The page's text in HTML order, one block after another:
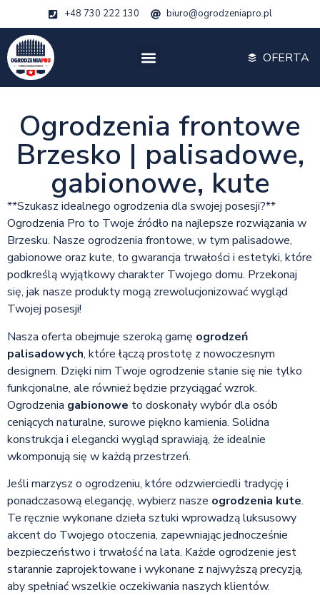
+48 730 222 130 biuro@ogrodzeniapro.pl
OFERTA
Ogrodzenia frontowe
Brzesko | palisadowe,
gabionowe, kute
**Szukasz idealnego ogrodzenia dla swojej posesji?**
Ogrodzenia Pro to Twoje źródło na najlepsze rozwiązania w
Brzesku. Nasze ogrodzenia frontowe, w tym palisadowe,
gabionowe oraz kute, to gwarancja trwałości i estetyki, które
podkreślą wyjątkowy charakter Twojego domu. Przekonaj
się, jak nasze produkty mogą zrewolucjonizować wygląd
Twojej posesji!
Nasza oferta obejmuje szeroką gamę ogrodzeń
palisadowych, które łączą prostotę z nowoczesnym
designem. Dzięki nim Twoje ogrodzenie stanie się nie tylko
funkcjonalne, ale również będzie przyciągać wzrok.
Ogrodzenia gabionowe to doskonały wybór dla osób
ceniących naturalne, surowe piękno kamienia. Solidna
konstrukcja i elegancki wygląd sprawiają, że idealnie
wkomponują się w każdą przestrzeń.
Jeśli marzysz o ogrodzeniu, które odzwierciedli tradycję i
ponadczasową elegancję, wybierz nasze ogrodzenia kute.
Te ręcznie wykonane dzieła sztuki wprowadzą luksusowy
akcent do Twojego otoczenia, zapewniając jednocześnie
bezpieczeństwo i trwałość na lata. Każde ogrodzenie jest
starannie zaprojektowane i wykonane z najwyższą precyzją,
aby spełniać wszelkie oczekiwania naszych klientów.